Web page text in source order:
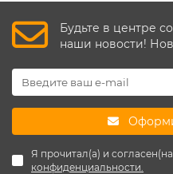
Будьте в центре
наши новости!
Я прочитал(а) и
конфиденциальности.